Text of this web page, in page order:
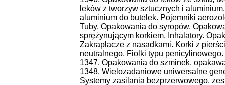
leków z tworzyw sztucznych i
aluminium do butelek. Pojemniki
Tuby. Opakowania do syropów.
sprężynującym korkiem. Inhalatory.
Zakraplacze z nasadkami. Korki z
neutralnego. Fiolki typu penicylinowego.
1347. Opakowania do szminek,
1348. Wielozadaniowe uniwersalne
Systemy zasilania bezprzerwowego,